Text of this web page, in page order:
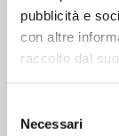
pubblicità e
con altre
raccolto dal
delNecessari
rose poli ,
brossé , Or
Dimensions
Largeur côté 1: